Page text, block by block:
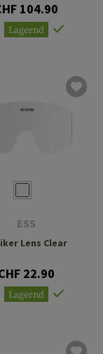
104.90
Lagernd
ESS
Lens Clear
22.90
Lagernd